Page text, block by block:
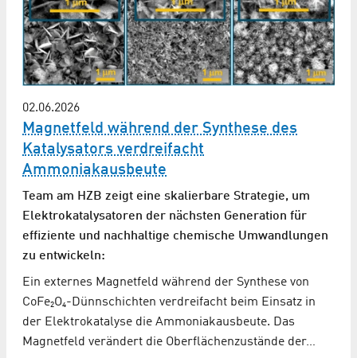
02.06.2026
Magnetfeld während der Synthese des
Katalysators verdreifacht
Ammoniakausbeute
Team am HZB zeigt eine skalierbare Strategie, um
Elektrokatalysatoren der nächsten Generation für
effiziente und nachhaltige chemische Umwandlungen
zu entwickeln:
Ein externes Magnetfeld während der Synthese von
CoFe₂O₄-Dünnschichten verdreifacht beim Einsatz in
der Elektrokatalyse die Ammoniakausbeute. Das
Magnetfeld verändert die Oberflächenzustände der…